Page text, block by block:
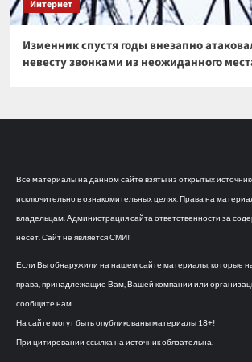
Интернет
Изменник спустя годы внезапно
невесту звонками из неожиданного
Все материалы на данном сайте взяты из открытых
исключительно в ознакомительных целях. Права на
владельцам. Администрация сайта ответственности за
несет. Сайт не является СМИ!
Если Вы обнаружили на нашем сайте материалы, которые
права, принадлежащие Вам, Вашей компании или
сообщите нам.
На сайте могут быть опубликованы материалы 18+!
При цитировании ссылка на источник обязательна.